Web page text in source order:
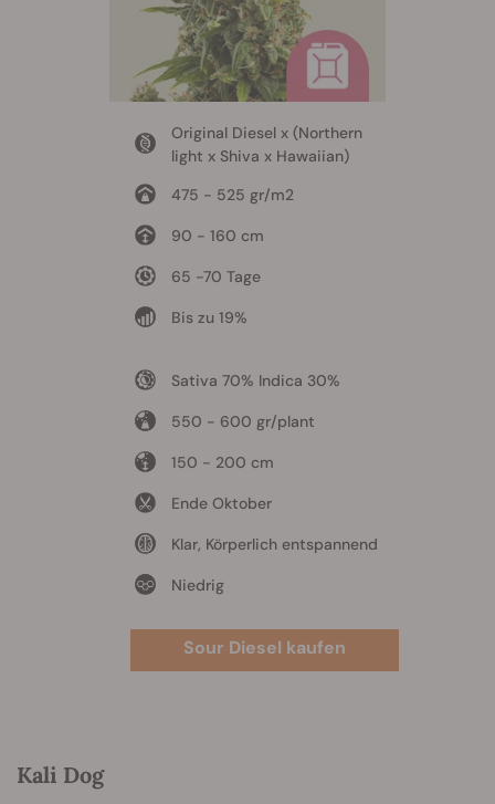
Original Diesel x (Northern
light x Shiva x Hawaiian)
475 - 525 gr/m2
90 - 160 cm
65 -70 Tage
Bis zu 19%
Sativa 70% Indica 30%
550 - 600 gr/plant
150 - 200 cm
Ende Oktober
Klar, Körperlich entspannend
Niedrig
Sour Diesel kaufen
Kali Dog